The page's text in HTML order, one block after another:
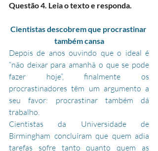
Questão 4. Leia o texto e responda.
Cientistas descobrem que procrastinar
também cansa
Depois de anos ouvindo que o ideal é
“não deixar para amanhã o que se pode
fazer hoje”, finalmente os
procrastinadores têm um argumento a
seu favor: procrastinar também dá
trabalho.
Cientistas da Universidade de
Birmingham concluíram que quem adia
tarefas sofre tanto quanto quem as